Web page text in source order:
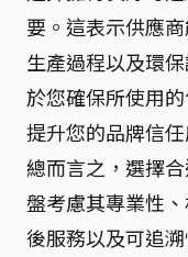
要。這表示供應
生產過程以及環
於您確保所使用
提升您的品牌信任
總而言之，選擇
盤考慮其專業性
後服務以及可追